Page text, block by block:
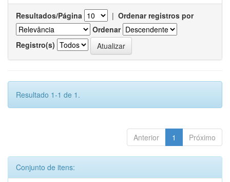
Resultados/Página | Ordenar registros por
Ordenar
Registro(s)
Resultado 1-1 de 1.
Anterior 1 Próximo
Conjunto de itens: